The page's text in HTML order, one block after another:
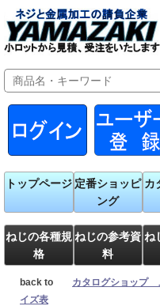
トップページ 定番ショッピ
ング
カ
ねじの各種規
格
ねじの参考資
料
ね
back to カタログショップ
イズ表